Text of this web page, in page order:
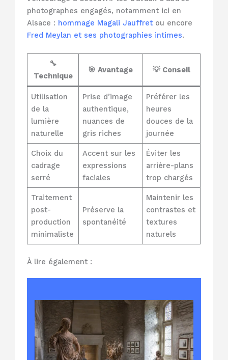
photographes engagés, notamment ici en
Alsace : hommage Magali Jauffret ou encore
Fred Meylan et ses photographies intimes.
🔧
Technique
🎯 Avantage 💡 Conseil
Utilisation
de la
lumière
naturelle
Prise d’image
authentique,
nuances de
gris riches
Préférer les
heures
douces de la
journée
Choix du
cadrage
serré
Accent sur les
expressions
faciales
Éviter les
arrière-plans
trop chargés
Traitement
post-
production
minimaliste
Préserve la
spontanéité
Maintenir les
contrastes et
textures
naturels
À lire également :